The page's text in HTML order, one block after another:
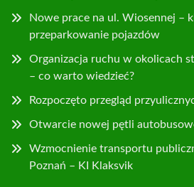
Nowe prace na ul. Wiosennej –
przeparkowanie pojazdów
Organizacja ruchu w okolicach
– co warto wiedzieć?
Rozpoczęto przegląd
Otwarcie nowej pętli
Wzmocnienie transportu
Poznań – KI Klaksvik